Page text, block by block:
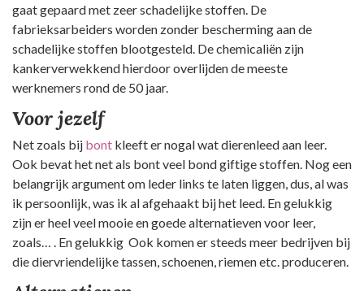
gaat gepaard met zeer schadelijke stoffen. De
fabrieksarbeiders worden zonder bescherming aan de
schadelijke stoffen blootgesteld. De chemicaliën zijn
kankerverwekkend hierdoor overlijden de meeste
werknemers rond de 50 jaar.
Voor jezelf
Net zoals bij bont kleeft er nogal wat dierenleed aan leer.
Ook bevat het net als bont veel bond giftige stoffen. Nog een
belangrijk argument om leder links te laten liggen, dus, al was
ik persoonlijk, was ik al afgehaakt bij het leed. En gelukkig
zijn er heel veel mooie en goede alternatieven voor leer,
zoals… . En gelukkig Ook komen er steeds meer bedrijven bij
die diervriendelijke tassen, schoenen, riemen etc. produceren.